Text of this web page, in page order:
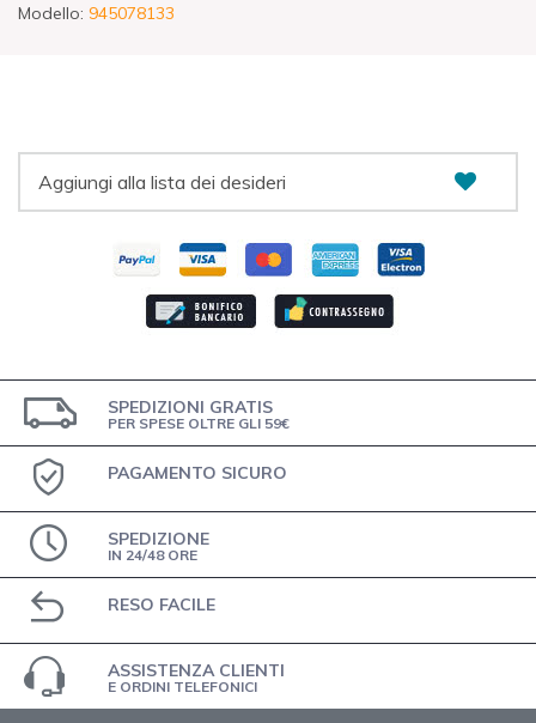
Modello: 945078133
Aggiungi alla lista dei desideri
SPEDIZIONI GRATIS
PER SPESE OLTRE GLI 59€
PAGAMENTO SICURO
SPEDIZIONE
IN 24/48 ORE
RESO FACILE
ASSISTENZA CLIENTI
E ORDINI TELEFONICI